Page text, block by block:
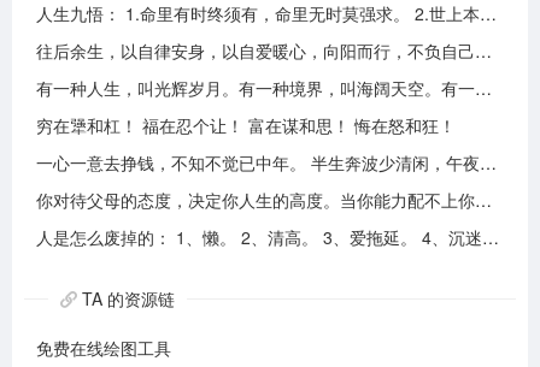
人生九悟： 1.命里有时终须有，命里无时莫强求。 2.世上本无事槦人自扰之。 3.睡前原谅一切，醒来不问过往。 4.平安健康是财富，无病无灾。 5.人心换人心，换不来就转身。 6.看破不说破，看透不说透。 7.得意时看淡，失意时看开。 8.知足常乐，一切随缘。 9.人生本过客，何须执着。
往后余生，以自律安身，以自爱暖心，向阳而行，不负自己，活成自己喜欢的模样！
有一种人生，叫光辉岁月。有一种境界，叫海阔天空。有一种心态，叫不可一世。 有一种亲情，叫真的爱你。有一种乡音，叫农民。 有一种爱情，叫喜欢你。 有一种路途，叫灰色轨迹。 有一种知己，叫情人。有一种情结，叫长城。 有一种和平，叫AMANI。 有一种行动，叫不再犹豫。 有一种父爱，叫大地。有一种孤独，叫冷雨夜。 有一种伤心，叫无尽空虚。 有一种无奈，叫岁月无声。有一种信仰，叫再见理想。有一种童真，叫月光光。有一种力量，叫冲开一切。有一种坚强，叫午夜怨曲。有一种感慨，叫谁伴我闯荡。 有一种坦然，叫无悔这一生。有一种思念，叫遥望。有一个歌手，叫黄家驹。 有一支乐队，叫BEYOND。三十多年，一晃而过！精神永留心间，致敬家驹！！
穷在犟和杠！ 福在忍个让！ 富在谋和思！ 悔在怒和狂！
一心一意去挣钱，不知不觉已中年。 半生奔波少清闲，午夜孤枕难入眠。 青山不老我不闲，一生忙碌为油盐。 风风雨雨几十载，转眼黄土埋胸前。 我笑青山颜不变，青山笑我已暮年。 如牛到老不得闲，得闲已与山共眠。 半生风雨半生寒，一杯浊酒敬流年。 回首过往半生路，七分酸楚三分甜。 岁月赠我两鬓霜，红尘赐我一身伤。 尝遍人间千般苦，颜衰依旧笑夕阳。
你对待父母的态度，决定你人生的高度。当你能力配不上你的欲望的时候，要学会控制欲望，并对自己的能力有认知、对自己的消费有规划、对自己的欲望有克制。
人是怎么废掉的： 1、懒。 2、清高。 3、爱拖延。 4、沉迷美色。 5、没有自控力。 6、不思考不学习。 7、安慰式自我欺骗。 8、胆小如鼠不敢打拼。 9、不懂示弱找别人帮助。 10、满脑子都是鸡毛蒜皮，忽略重大事情的选择。
TA 的资源链
免费在线绘图工具